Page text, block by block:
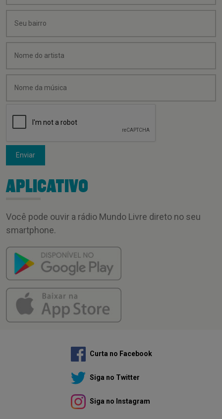
Enviar
APLICATIVO
Você pode ouvir a rádio Mundo Livre direto no seu
smartphone.
Curta no Facebook
Siga no Twitter
Siga no Instagram